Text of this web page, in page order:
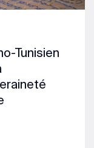
Tunisien